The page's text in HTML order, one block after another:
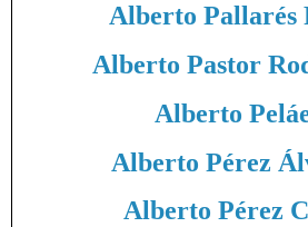
Alberto Pallarés
Alberto Pastor
Alberto
Alberto Pérez
Alberto Pérez